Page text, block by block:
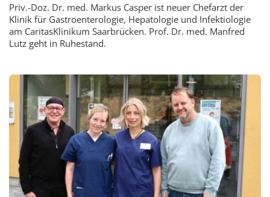
Priv.-Doz. Dr. med. Markus Casper ist neuer Chefarzt der
Klinik für Gastroenterologie, Hepatologie und Infektiologie
am CaritasKlinikum Saarbrücken. Prof. Dr. med. Manfred
Lutz geht in Ruhestand.